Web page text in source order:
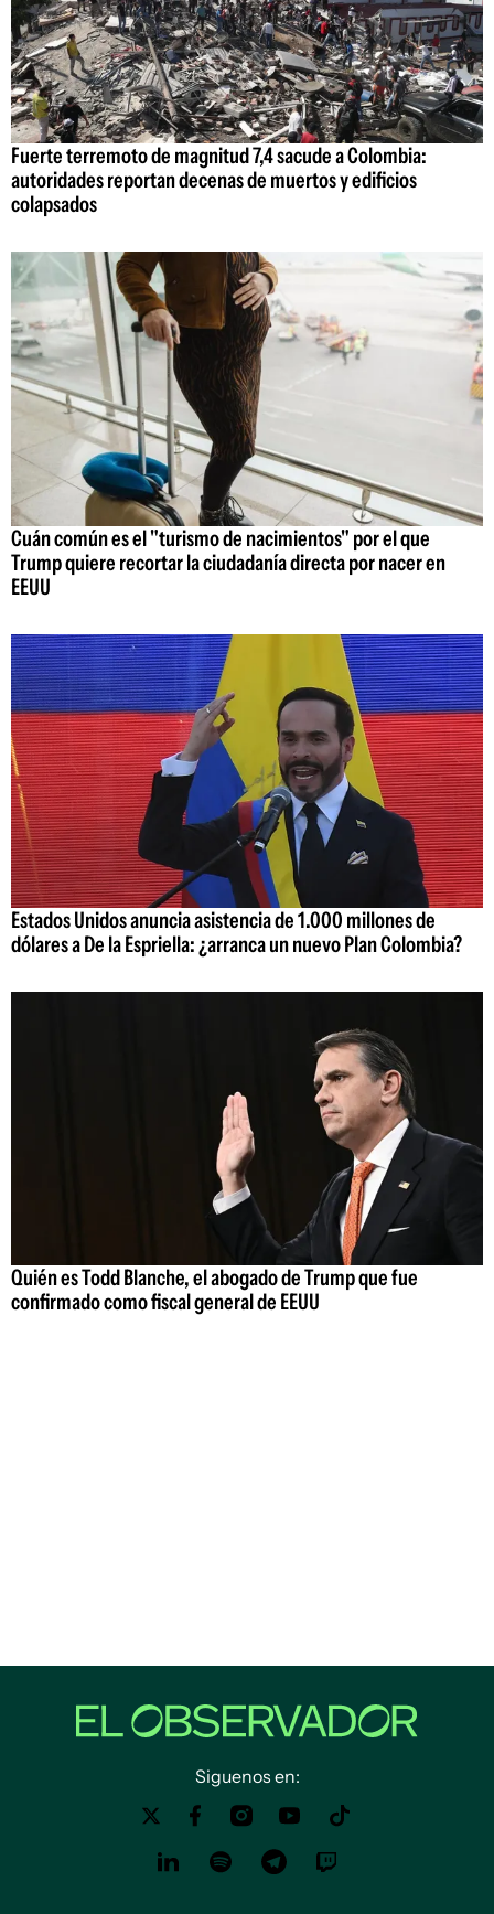
Fuerte terremoto de magnitud 7,4 sacude a Colombia:
autoridades reportan decenas de muertos y edificios
colapsados
Cuán común es el "turismo de nacimientos" por el que
Trump quiere recortar la ciudadanía directa por nacer en
EEUU
Estados Unidos anuncia asistencia de 1.000 millones de
dólares a De la Espriella: ¿arranca un nuevo Plan Colombia?
Quién es Todd Blanche, el abogado de Trump que fue
confirmado como fiscal general de EEUU
Siguenos en: